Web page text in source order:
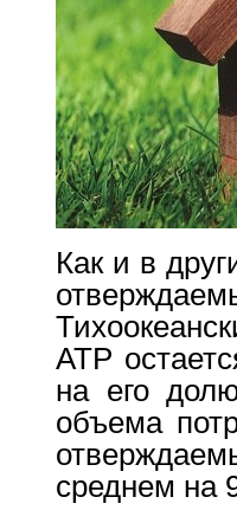
Как и в
АТР
на его
объема
среднем на